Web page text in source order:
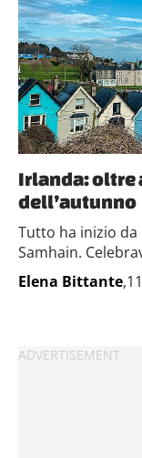
Irlanda: oltre
dell’autunno
Tutto ha inizio
Samhain.
Elena Bittante